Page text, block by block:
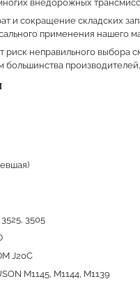
внедорожных
и сокращение складских
применения нашего
риск неправильного выбора
большинства
3505
J20С
M1145, M1144, M1139